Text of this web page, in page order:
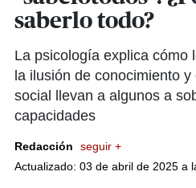
saberlo todo?
La psicología explica cómo
la ilusión de conocimiento
social llevan a algunos a
capacidades
Redacción
seguir +
Actualizado: 03 de abril de 2025 a